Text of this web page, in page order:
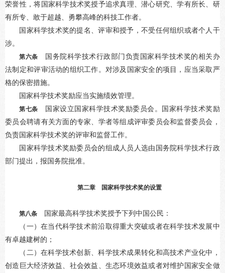
荣誉性，将国家科学技术奖授予追求真理、潜心研究、学有所长、研
有所专、敢于超越、勇攀高峰的科技工作者。
国家科学技术奖的提名、评审和授予，不受任何组织或者个人干
涉。
第六条 国务院科学技术行政部门负责国家科学技术奖的相关办
法制定和评审活动的组织工作。对涉及国家安全的项目，应当采取严
格的保密措施。
国家科学技术奖励应当实施绩效管理。
第七条 国家设立国家科学技术奖励委员会。国家科学技术奖励
委员会聘请有关方面的专家、学者等组成评审委员会和监督委员会，
负责国家科学技术奖的评审和监督工作。
国家科学技术奖励委员会的组成人员人选由国务院科学技术行政
部门提出，报国务院批准。
第二章 国家科学技术奖的设置
第八条 国家最高科学技术奖授予下列中国公民：
（一）在当代科学技术前沿取得重大突破或者在科学技术发展中
有卓越建树的；
（二）在科学技术创新、科学技术成果转化和高技术产业化中，
创造巨大经济效益、社会效益、生态环境效益或者对维护国家安全做